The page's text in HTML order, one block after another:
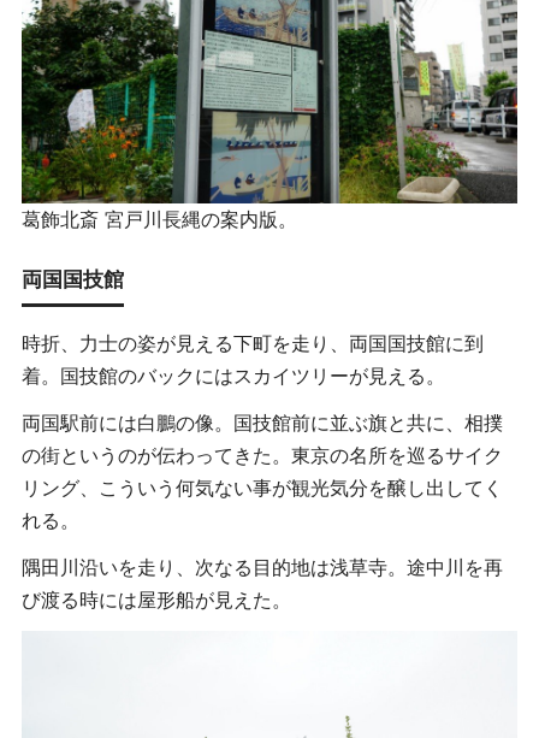
葛飾北斎 宮戸川長縄の案内版。
両国国技館
時折、力士の姿が見える下町を走り、両国国技館に到
着。国技館のバックにはスカイツリーが見える。
両国駅前には白鵬の像。国技館前に並ぶ旗と共に、相撲
の街というのが伝わってきた。東京の名所を巡るサイク
リング、こういう何気ない事が観光気分を醸し出してく
れる。
隅田川沿いを走り、次なる目的地は浅草寺。途中川を再
び渡る時には屋形船が見えた。